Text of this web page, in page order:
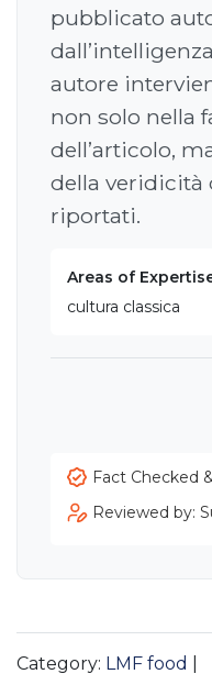
pubblicato
autore
non solo nella
dell’articolo,
della veridicità
riportati.
Areas of
cultura classica
Fact Checked
Reviewed by:
Category: LMF food